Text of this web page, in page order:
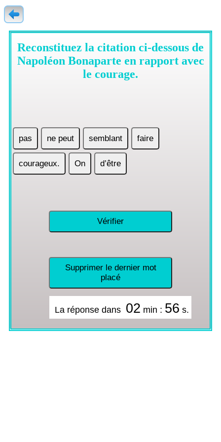
Reconstituez la citation ci-dessous de
Napoléon Bonaparte en rapport avec
le courage.
pas ne peut semblant faire
courageux. On d’être
Vérifier
Supprimer le dernier mot
placé
La réponse dans 02 min : 56 s.